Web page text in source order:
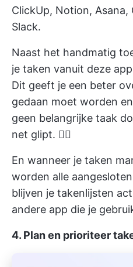
ClickUp, Notion, Asana,
Slack.
Naast het handmatig
je taken vanuit deze
Dit geeft je een beter
gedaan moet worden
geen belangrijke taak
net glipt. 🕵️‍♂️
En wanneer je taken
worden alle
blijven je takenlijsten
andere app die je
4. Plan en prioriteer